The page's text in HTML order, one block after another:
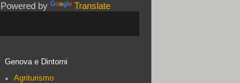
Powered by Translate
Genova e Dintorni
Agriturismo